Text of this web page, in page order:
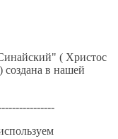
( Христос
создана в нашей